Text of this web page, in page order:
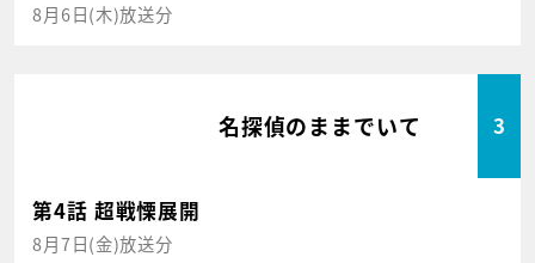
8月6日(木)放送分
名探偵のままでいて 3
第4話 超戦慄展開
8月7日(金)放送分